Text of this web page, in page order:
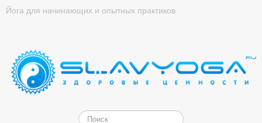
Йога для начинающих и опытных практиков